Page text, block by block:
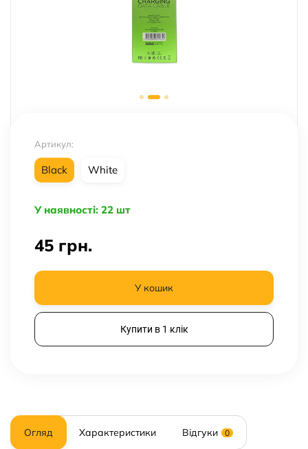
Артикул:
Black White
У наявності: 22 шт
45 грн.
У кошик
Купити в 1 клік
Огляд Характеристики Відгуки 0